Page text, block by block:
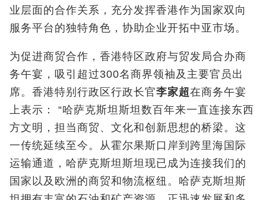
业层面的合作关系，充分发挥香港作为国家双向
服务平台的独特角色，协助企业开拓中亚市场。
为促进商贸合作，香港特区政府与贸发局合办商
务午宴，吸引超过300名商界领袖及主要官员出
席。香港特别行政区行政长官李家超在商务午宴
上表示： “哈萨克斯坦斯坦数百年来一直连接东西
方文明，担当商贸、文化和创新思想的桥梁。这
一传统延续至今。从霍尔果斯口岸到跨里海国际
运输通道，哈萨克斯坦斯坦现已成为连接我们的
国家以及欧洲的商贸和物流枢纽。哈萨克斯坦斯